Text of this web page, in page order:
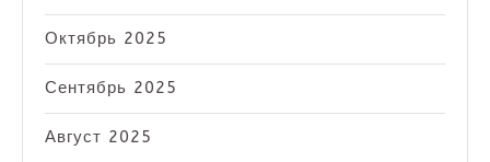
Октябрь 2025
Сентябрь 2025
Август 2025